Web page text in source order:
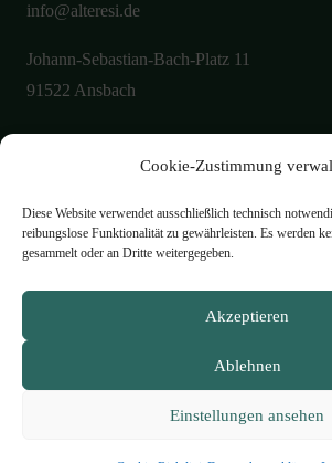
Cookie-Zustimmung
Diese Website verwendet ausschließlich technisch
reibungslose Funktionalität zu gewährleisten. Es werden
gesammelt oder an Dritte weitergegeben.
Akzeptieren
Ablehnen
Einstellungen ansehen
info@alteresi.de
Johann-Sebastian-Bach-Platz 11
91522 Ansbach
Aktuelles
Galerie
Öffnungszeiten